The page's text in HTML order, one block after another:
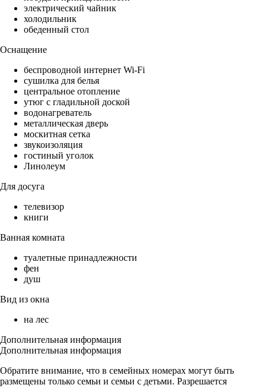
электрический чайник
холодильник
обеденный стол
Оснащение
беспроводной интернет Wi-Fi
сушилка для белья
центральное отопление
утюг с гладильной доской
водонагреватель
металлическая дверь
москитная сетка
звукоизоляция
гостиный уголок
Линолеум
Для досуга
телевизор
книги
Ванная комната
туалетные принадлежности
фен
душ
Вид из окна
на лес
Дополнительная информация
Дополнительная информация
Обратите внимание, что в семейных номерах могут быть
размещены только семьи и семьи с детьми. Разрешается